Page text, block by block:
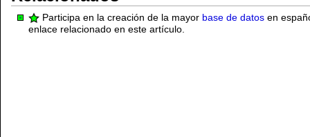
Participa en la creación de la mayor base de datos en
enlace relacionado en este artículo.